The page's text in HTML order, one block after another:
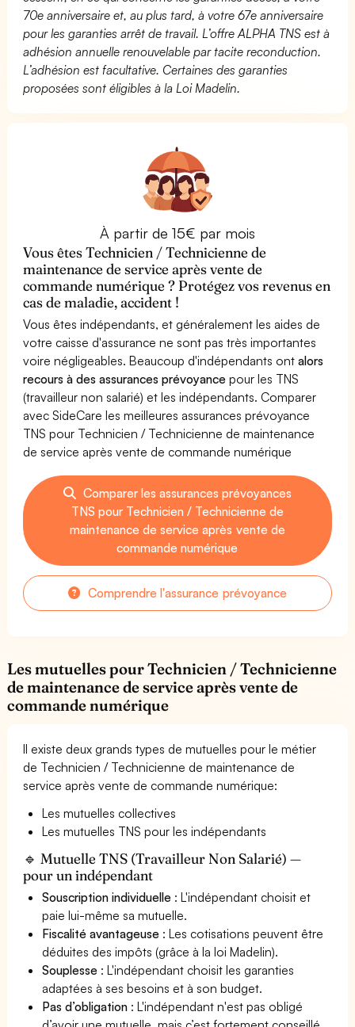
70e anniversaire et, au plus tard, à votre 67e anniversaire
pour les garanties arrêt de travail. L’offre ALPHA TNS est à
adhésion annuelle renouvelable par tacite reconduction.
L’adhésion est facultative. Certaines des garanties
proposées sont éligibles à la Loi Madelin.
À partir de 15€ par mois
Vous êtes Technicien / Technicienne de
maintenance de service après vente de
commande numérique ? Protégez vos revenus en
cas de maladie, accident !
Vous êtes indépendants, et généralement les aides de
votre caisse d'assurance ne sont pas très importantes
voire négligeables. Beaucoup d'indépendants ontalors
recours à des assurances prévoyance pour les TNS
(travailleur non salarié) et les indépendants. Comparer
avec SideCare les meilleures assurances prévoyance
TNS pour Technicien / Technicienne de maintenance
de service après vente de commande numérique
Comparer les assurances prévoyances
TNS pour Technicien / Technicienne de
maintenance de service après vente de
commande numérique
Comprendre l'assurance prévoyance
Les mutuelles pour Technicien / Technicienne
de maintenance de service après vente de
commande numérique
Il existe deux grands types de mutuelles pour le métier
de Technicien / Technicienne de maintenance de
service après vente de commande numérique:
Les mutuelles collectives
Les mutuelles TNS pour les indépendants
🔹 Mutuelle TNS (Travailleur Non Salarié) —
pour un indépendant
Souscription individuelle : L'indépendant choisit et
paie lui-même sa mutuelle.
Fiscalité avantageuse : Les cotisations peuvent être
déduites des impôts (grâce à la loi Madelin).
Souplesse : L'indépendant choisit les garanties
adaptées à ses besoins et à son budget.
Pas d’obligation : L'indépendant n'est pas obligé